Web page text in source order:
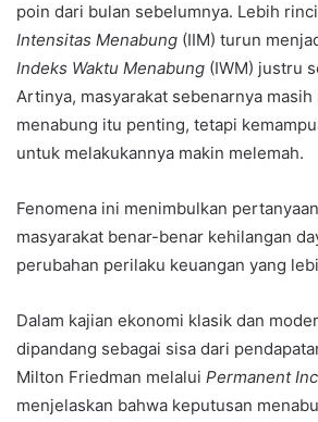
poin dari bulan sebelumnya. Lebih
Intensitas Menabung (IIM) turun
Indeks Waktu Menabung (IWM) justru
Artinya, masyarakat sebenarnya masih
menabung itu penting, tetapi
untuk melakukannya makin melemah.
Fenomena ini menimbulkan
masyarakat benar-benar kehilangan
perubahan perilaku keuangan yang
Dalam kajian ekonomi klasik dan
dipandang sebagai sisa dari
Milton Friedman melalui Permanent
menjelaskan bahwa keputusan